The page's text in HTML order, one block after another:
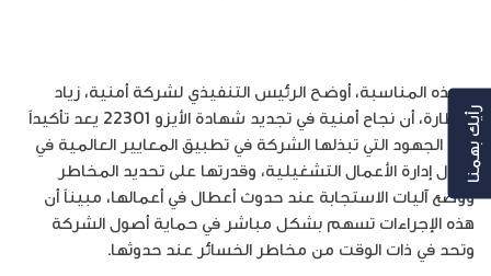
وبهذه المناسبة، أوضح الرئيس التنفيذي لشركة أمنية، زياد
شطارة، أن نجاح أمنية في تجديد شهادة الأيزو 22301 يعد تأكيداً
على الجهود التي تبذلها الشركة في تطبيق المعايير العالمية في
مجال إدارة الأعمال التشغيلية، وقدرتها على تحديد المخاطر
ووضع آليات الاستجابة عند حدوث أعطال في أعمالها، مبيناً أن
هذه الإجراءات تسهم بشكل مباشر في حماية أصول الشركة
وتحد في ذات الوقت من مخاطر الخسائر عند حدوثها.
رأيك بهمنا